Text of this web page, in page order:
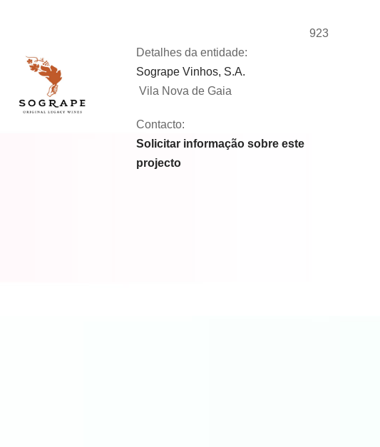
923
Detalhes da entidade:
Sogrape Vinhos, S.A.
Vila Nova de Gaia
Contacto:
Solicitar informação sobre este
projecto